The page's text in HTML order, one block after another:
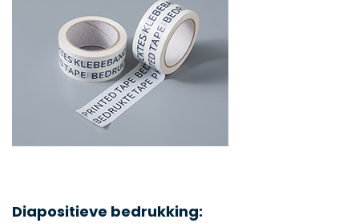
Diapositieve bedrukking: